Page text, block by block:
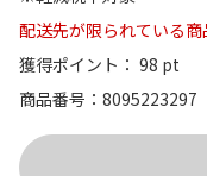
配送先が限られている商
獲得ポイント： 98 pt
商品番号
8095223297